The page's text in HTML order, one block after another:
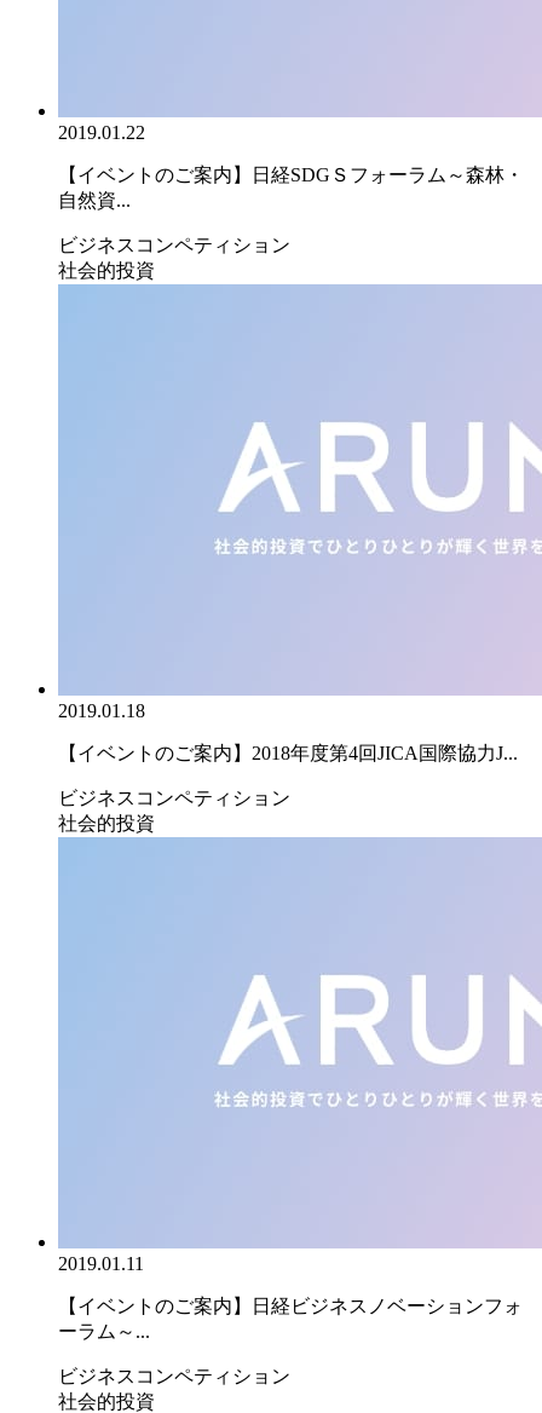
2019.01.22
【イベントのご案内】日経SDGＳフォーラム～森林・
自然資...
ビジネスコンペティション
社会的投資
2019.01.18
【イベントのご案内】2018年度第4回JICA国際協力J...
ビジネスコンペティション
社会的投資
2019.01.11
【イベントのご案内】日経ビジネスノベーションフォ
ーラム～...
ビジネスコンペティション
社会的投資